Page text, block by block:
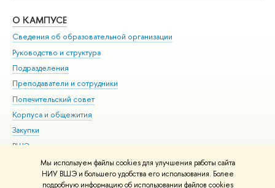
Мы используем файлы cookies для улучшения работы сайта
НИУ ВШЭ и большего удобства его использования. Более
подробную информацию об использовании файлов cookies
О КАМПУСЕ
Сведения об образовательной организации
Руководство и структура
Подразделения
Преподаватели и сотрудники
Попечительский совет
Корпуса и общежития
Закупки
ВШЭ для студентов с ограниченными возможностями
здоровья и инвалидностью
Версия для слабовидящих